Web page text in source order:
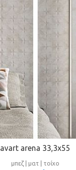
avart arena 33,3x55
μπεζ | ματ | τοίχο